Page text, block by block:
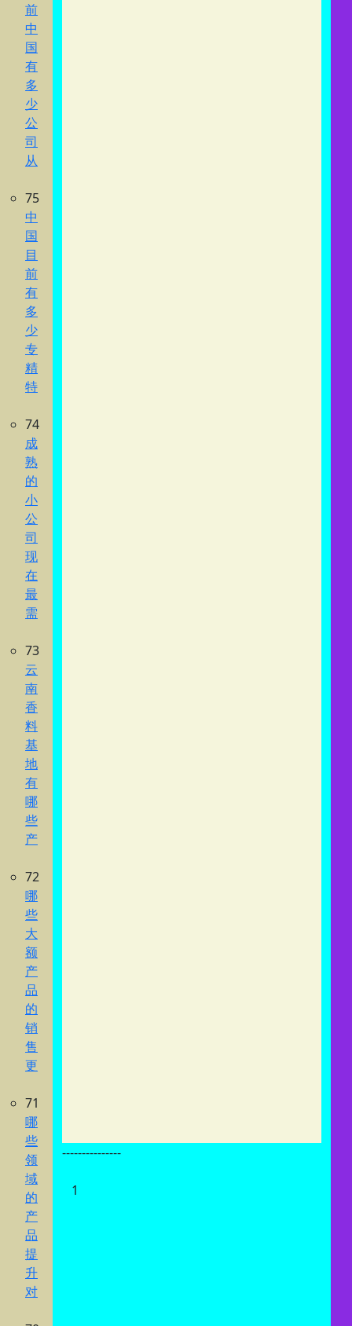
前
中
国
有
多
少
公
司
从
75
中
国
目
前
有
多
少
专
精
特
74
成
熟
的
小
公
司
现
在
最
需
73
云
南
香
料
基
地
有
哪
些
产
72
哪
些
大
额
产
品
的
销
售
更
71
哪
些
领
域
的
产
品
提
升
对
---------------
1